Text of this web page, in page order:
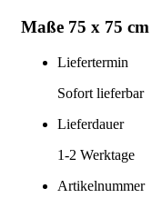
Maße 75 x 75 cm
Liefertermin
Sofort lieferbar
Lieferdauer
1-2 Werktage
Artikelnummer